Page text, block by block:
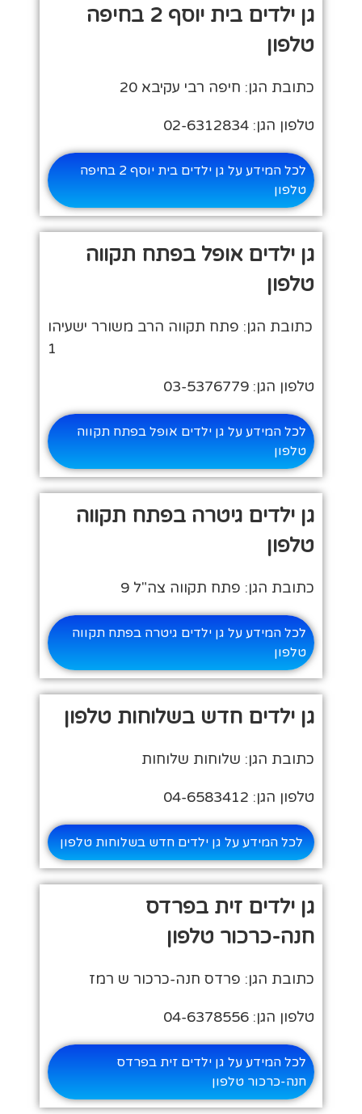
גן ילדים בית יוסף 2 בחיפה
טלפון
כתובת הגן: חיפה רבי עקיבא 20
טלפון הגן: 02-6312834
לכל המידע על גן ילדים בית יוסף 2 בחיפה
טלפון
גן ילדים אופל בפתח תקווה
טלפון
כתובת הגן: פתח תקווה הרב משורר ישעיהו
1
טלפון הגן: 03-5376779
לכל המידע על גן ילדים אופל בפתח תקווה
טלפון
גן ילדים גיטרה בפתח תקווה
טלפון
כתובת הגן: פתח תקווה צה"ל 9
לכל המידע על גן ילדים גיטרה בפתח תקווה
טלפון
גן ילדים חדש בשלוחות טלפון
כתובת הגן: שלוחות שלוחות
טלפון הגן: 04-6583412
לכל המידע על גן ילדים חדש בשלוחות טלפון
גן ילדים זית בפרדס
חנה-כרכור טלפון
כתובת הגן: פרדס חנה-כרכור ש רמז
טלפון הגן: 04-6378556
לכל המידע על גן ילדים זית בפרדס
חנה-כרכור טלפון